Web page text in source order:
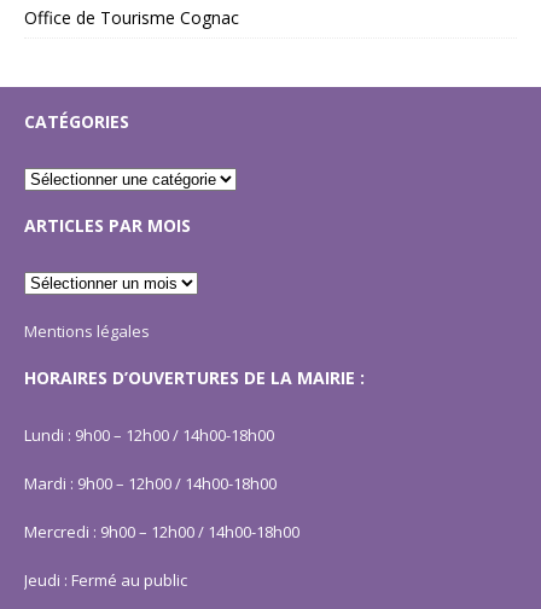
Office de Tourisme Cognac
CATÉGORIES
ARTICLES PAR MOIS
Mentions légales
HORAIRES D’OUVERTURES DE LA MAIRIE :
Lundi : 9h00 – 12h00 / 14h00-18h00
Mardi : 9h00 – 12h00 / 14h00-18h00
Mercredi : 9h00 – 12h00 / 14h00-18h00
Jeudi : Fermé au public